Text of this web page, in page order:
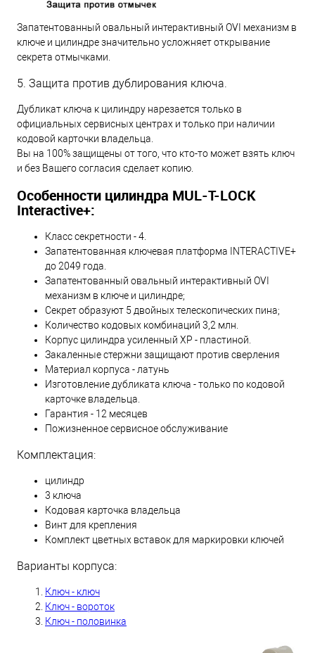
Запатентованный овальный интерактивный OVI механизм в
ключе и цилиндре значительно усложняет открывание
секрета отмычками.
5. Защита против дублирования ключа.
Дубликат ключа к цилиндру нарезается только в
официальных сервисных центрах и только при наличии
кодовой карточки владельца.
Вы на 100% защищены от того, что кто-то может взять ключ
и без Вашего согласия сделает копию.
Особенности цилиндра MUL-T-LOCK
Interactive+:
Класс секретности - 4.
Запатентованная ключевая платформа INTERACTIVE+
до 2049 года.
Запатентованный овальный интерактивный OVI
механизм в ключе и цилиндре;
Секрет образуют 5 двойных телескопических пина;
Количество кодовых комбинаций 3,2 млн.
Корпус цилиндра усиленный XP - пластиной.
Закаленные стержни защищают против сверления
Материал корпуса - латунь
Изготовление дубликата ключа - только по кодовой
карточке владельца.
Гарантия - 12 месяцев
Пожизненное сервисное обслуживание
Комплектация:
цилиндр
3 ключа
Кодовая карточка владельца
Винт для крепления
Комплект цветных вставок для маркировки ключей
Варианты корпуса:
Ключ - ключ
Ключ - вороток
Ключ - половинка